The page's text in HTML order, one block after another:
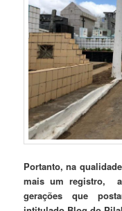
Portanto, na
mais um registro,
gerações que